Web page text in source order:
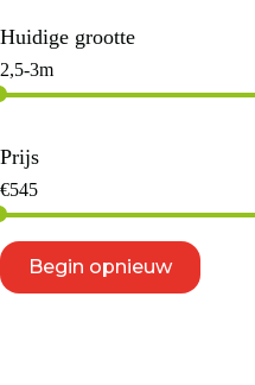
Huidige grootte
2,5-3m
Prijs
€545
Begin opnieuw